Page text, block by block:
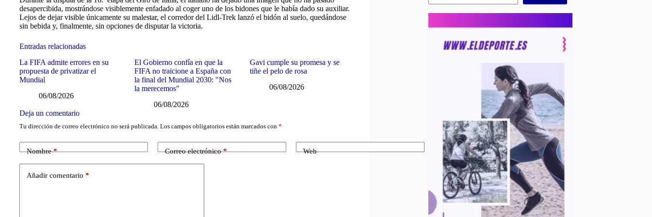
desapercibida, mostrándose visiblemente enfadado al coger uno de los bidones que le había dado su auxiliar.
Lejos de dejar visible únicamente su malestar, el corredor del Lidl-Trek lanzó el bidón al suelo, quedándose
sin bebida y, finalmente, sin opciones de disputar la victoria.
Entradas relacionadas
La FIFA admite errores en su
propuesta de privatizar el
Mundial
06/08/2026
El Gobierno confía en que la
FIFA no traicione a España con
la final del Mundial 2030: "Nos
la merecemos"
06/08/2026
Gavi cumple su promesa y se
tiñe el pelo de rosa
06/08/2026
Deja un comentario
Tu dirección de correo electrónico no será publicada. Los campos obligatorios están marcados con *
Nombre* Correo electrónico* Web
Añadir comentario *